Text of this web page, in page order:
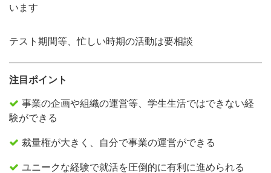
います
テスト期間等、忙しい時期の活動は要相談
注目ポイント
事業の企画や組織の運営等、学生生活ではできない経
験ができる
裁量権が大きく、自分で事業の運営ができる
ユニークな経験で就活を圧倒的に有利に進められる